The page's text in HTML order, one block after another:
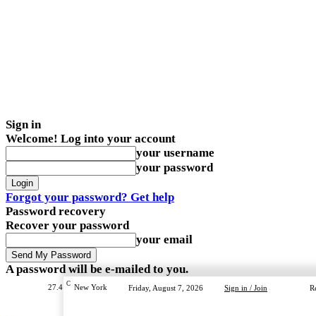
Sign in
Welcome! Log into your account
your username
your password
Forgot your password? Get help
Password recovery
Recover your password
your email
A password will be e-mailed to you.
27.4 C New York Friday, August 7, 2026 Sign in / Join